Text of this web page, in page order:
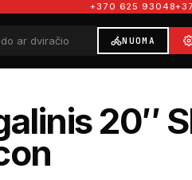
+370 625 93048
NUOMA
20″